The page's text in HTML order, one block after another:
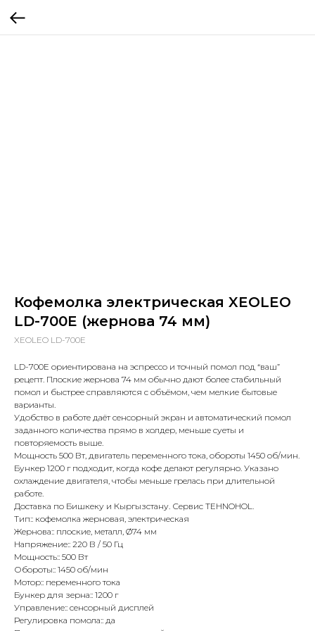
Кофемолка электрическая XEOLEO
LD-700E (жернова 74 мм)
XEOLEO LD-700E
LD-700E ориентирована на эспрессо и точный помол под “ваш”
рецепт. Плоские жернова 74 мм обычно дают более стабильный
помол и быстрее справляются с объёмом, чем мелкие бытовые
варианты.
Удобство в работе даёт сенсорный экран и автоматический помол
заданного количества прямо в холдер, меньше суеты и
повторяемость выше.
Мощность 500 Вт, двигатель переменного тока, обороты 1450 об/мин.
Бункер 1200 г подходит, когда кофе делают регулярно. Указано
охлаждение двигателя, чтобы меньше грелась при длительной
работе.
Доставка по Бишкеку и Кыргызстану. Сервис TEHNOHOL.
Тип:: кофемолка жерновая, электрическая
Жернова:: плоские, металл, Ø74 мм
Напряжение:: 220 В / 50 Гц
Мощность:: 500 Вт
Обороты:: 1450 об/мин
Мотор:: переменного тока
Бункер для зерна:: 1200 г
Управление:: сенсорный дисплей
Регулировка помола:: да